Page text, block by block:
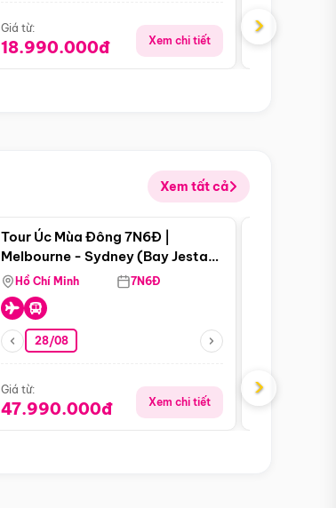
Giá từ:
18.990.000đ Xem chi tiết
Giá từ:
›
Xem tất cả
Điểm nổi bật
Tour Úc Mùa Đông 7N6Đ |
Melbourne - Sydney (Bay Jestar
Airways)
Hồ Chí Minh 7N6Đ
28/08
Giá từ:
47.990.000đ Xem chi tiết
Giá từ:
›